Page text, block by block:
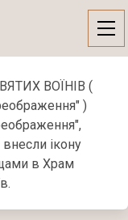
ВОЇНІВ (
)
ікону
в Храм